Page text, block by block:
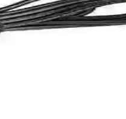
enerji sağlar ve hafif sistemler